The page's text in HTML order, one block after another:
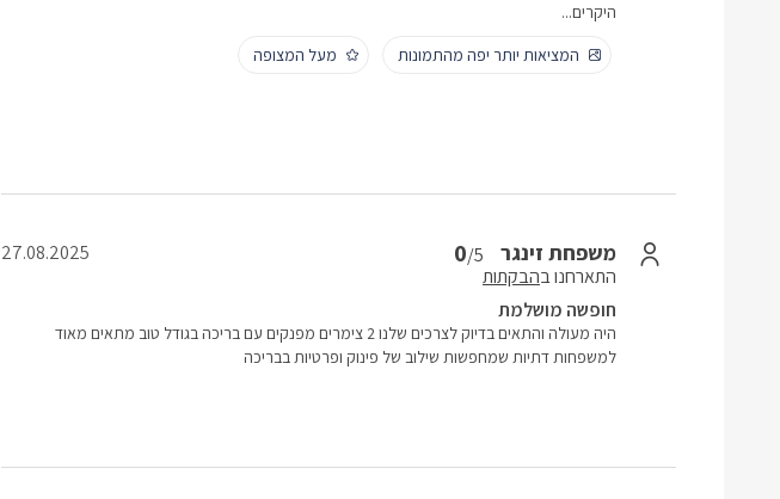
היקרים...
המציאות יותר יפה מהתמונות
מעל המצופה
משפחת זינגר 0/5
התארחנו בהבקתות
27.08.2025
חופשה מושלמת
היה מעולה והתאים בדיוק לצרכים שלנו 2 צימרים מפנקים עם בריכה בגודל טוב מתאים מאוד
למשפחות דתיות שמחפשות שילוב של פינוק ופרטיות בבריכה